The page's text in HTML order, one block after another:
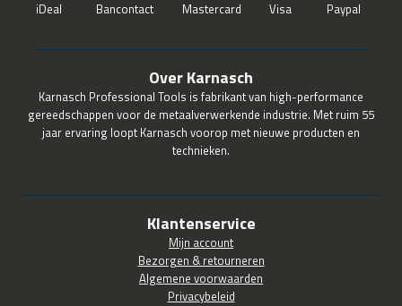
Over Karnasch
Karnasch Professional Tools is fabrikant van high-performance
gereedschappen voor de metaalverwerkende industrie. Met ruim 55
jaar ervaring loopt Karnasch voorop met nieuwe producten en
technieken.
Klantenservice
Mijn account
Bezorgen & retourneren
Algemene voorwaarden
Privacybeleid